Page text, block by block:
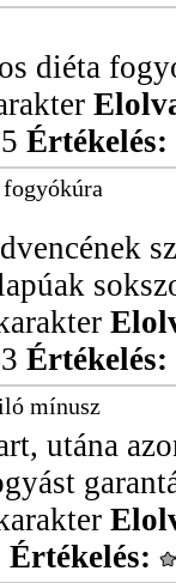
diéta
Értékelés:
fogyókúra
Értékelés:
mínusz
utána
Értékelés: